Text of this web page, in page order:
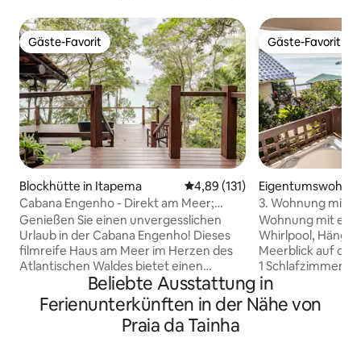
Gäste-Favorit
Gäste-Favorit
Blockhütte in Itapema Durchschnittliche Bewertung:
4,89 (131)
Cabana Engenho - Direkt am Meer;
Atemberaubende Aussicht
Genießen Sie einen unvergesslichen
Urlaub in der Cabana Engenho! Dieses
filmreife Haus am Meer im Herzen des
Atlantischen Waldes bietet einen
atemberaubenden Blick auf die Bucht
von Itapema bis Porto Belo, Zugang zum
exklusiven Strand und absolute Ruhe. Es
besteht aus Teilen einer ehemaligen
Gäste-Favorit
Gäste-Favorit
binhas
3. Wohnung mit
Morada do Ganso
Wohnung mit
Whirlpool,
Meerblick auf
1 Schlafzimmer,
Küche (Herd,
Kaffeemaschine,
Beliebte Ausstattung in
Ferienunterkünften in der Nähe von
Praia da Tainha